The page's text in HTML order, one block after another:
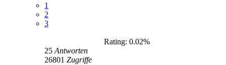
1
2
3
Rating: 0.02%
25 Antworten
26801 Zugriffe